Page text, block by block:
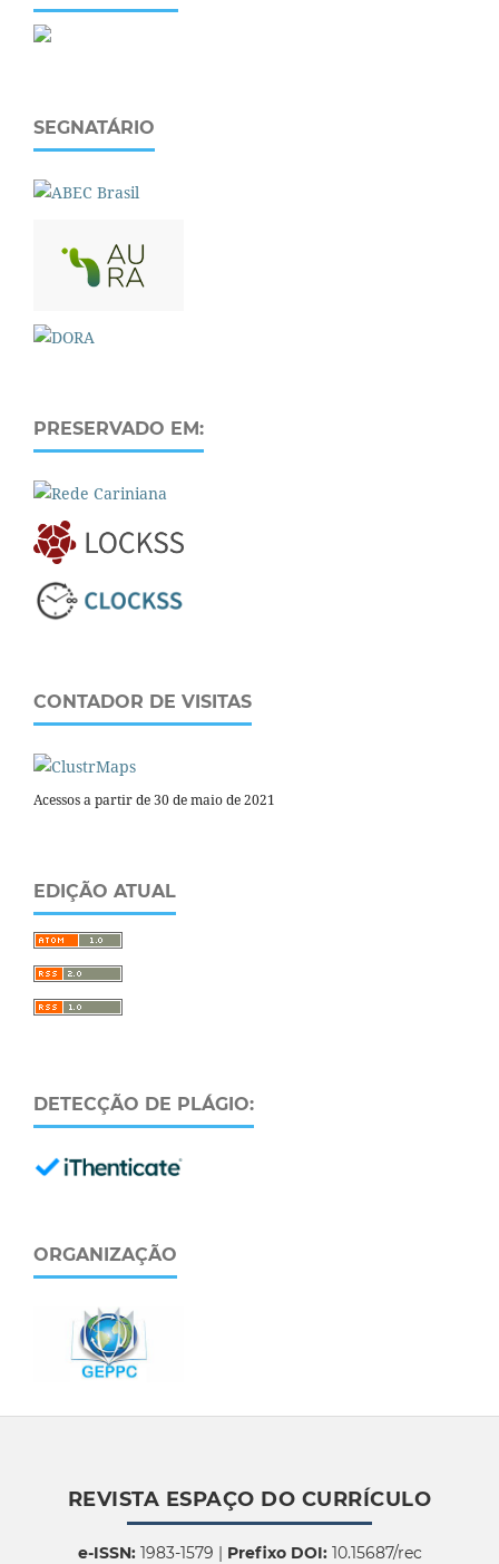
SEGNATÁRIO
PRESERVADO EM:
CONTADOR DE VISITAS
Acessos a partir de 30 de maio de 2021
EDIÇÃO ATUAL
DETECÇÃO DE PLÁGIO:
ORGANIZAÇÃO
REVISTA ESPAÇO DO CURRÍCULO
e-ISSN:1983-1579 | Prefixo DOI:10.15687/rec